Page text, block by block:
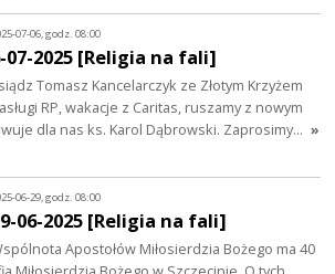
07-06, godz. 08:00
07-2025 [Religia na fali]
Tomasz Kancelarczyk ze Złotym Krzyżem
RP, wakacje z Caritas, ruszamy z nowym
dla nas ks. Karol Dąbrowski. Zaprosimy… »
06-29, godz. 08:00
06-2025 [Religia na fali]
Apostołów Miłosierdzia Bożego ma 40